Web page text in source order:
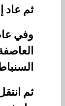
ثم عاد
ثم